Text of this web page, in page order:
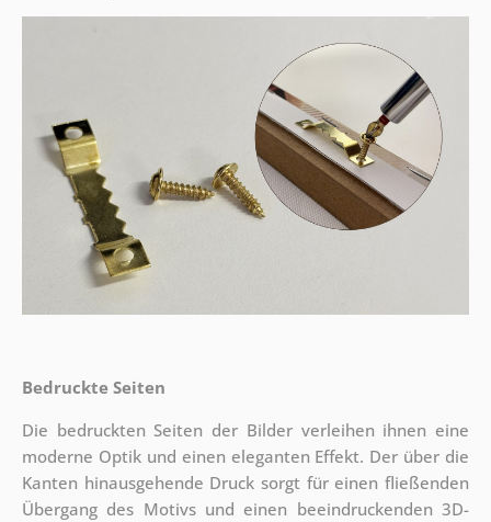
Bedruckte Seiten
Die bedruckten Seiten der Bilder verleihen ihnen eine
moderne Optik und einen eleganten Effekt. Der über die
Kanten hinausgehende Druck sorgt für einen fließenden
Übergang des Motivs und einen beeindruckenden 3D-